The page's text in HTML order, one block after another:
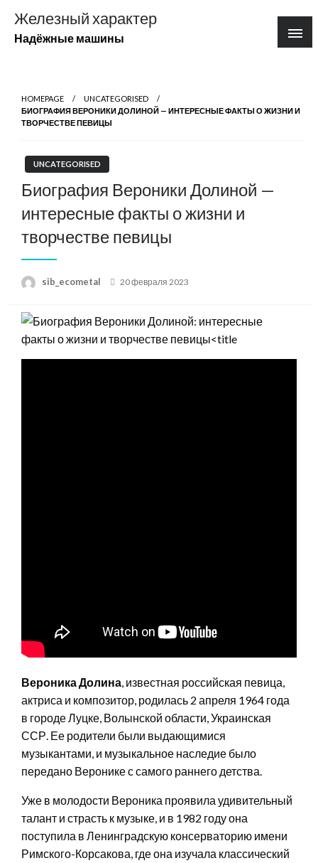
содержимому
Железный характер
Надёжные машины
HOMEPAGE
UNCATEGORISED
БИОГРАФИЯ ВЕРОНИКИ ДОЛИНОЙ — ИНТЕРЕСНЫЕ ФАКТЫ О ЖИЗНИ И
ТВОРЧЕСТВЕ ПЕВИЦЫ
UNCATEGORISED
Биография Вероники Долиной —
интересные факты о жизни и
творчестве певицы
sib_ecometal
Posted
20 февраля 2023
Вероника Долина, известная российская певица,
актриса и композитор, родилась 2 апреля 1964 года
в городе Луцке, Волынской области, Украинская
ССР. Ее родители были выдающимися
музыкантами, и музыкальное наследие было
передано Веронике с самого раннего детства.
Уже в молодости Вероника проявила удивительный
талант и страсть к музыке, и в 1982 году она
поступила в Ленинградскую консерваторию имени
Римского-Корсакова, где она изучала классический